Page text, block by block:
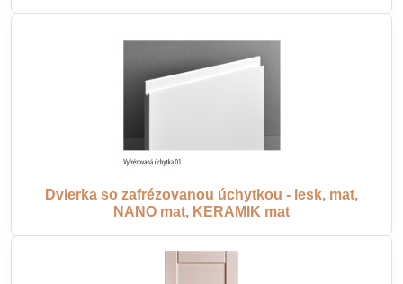
Dvierka so zafrézovanou úchytkou - lesk, mat,
NANO mat, KERAMIK mat